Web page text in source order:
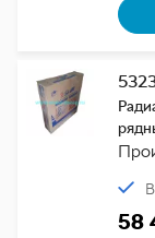
58